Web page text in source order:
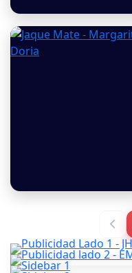
Alex Manga - A pesar
de todo